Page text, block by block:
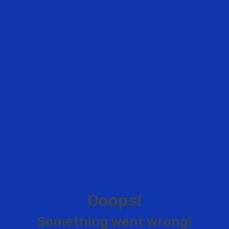
Ooops!
Something went wrong!